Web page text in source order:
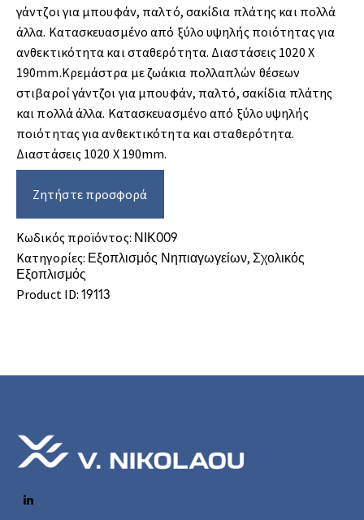
γάντζοι για μπουφάν, παλτό, σακίδια πλάτης και πολλά
άλλα. Κατασκευασμένο από ξύλο υψηλής ποιότητας για
ανθεκτικότητα και σταθερότητα. Διαστάσεις 1020 Χ
190mm.Κρεμάστρα με ζωάκια πολλαπλών θέσεων
στιβαροί γάντζοι για μπουφάν, παλτό, σακίδια πλάτης
και πολλά άλλα. Κατασκευασμένο από ξύλο υψηλής
ποιότητας για ανθεκτικότητα και σταθερότητα.
Διαστάσεις 1020 Χ 190mm.
Ζητήστε προσφορά
Κωδικός προϊόντος: ΝΙΚ009
Κατηγορίες: Εξοπλισμός Νηπιαγωγείων, Σχολικός
Εξοπλισμός
Product ID:19113